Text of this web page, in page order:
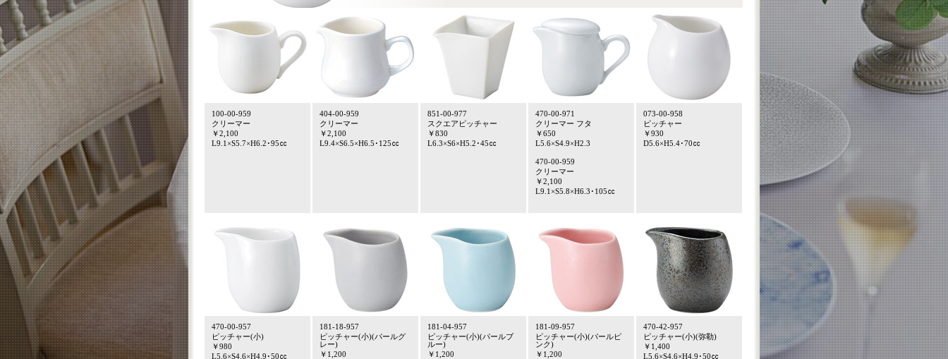
100-00-959
クリーマー
￥2,100
L9.1×S5.7×H6.2･95㏄
404-00-959
クリーマー
￥2,100
L9.4×S6.5×H6.5･125㏄
851-00-977
スクエアピッチャー
￥830
L6.3×S6×H5.2･45㏄
470-00-971
クリーマー フタ
￥650
L5.6×S4.9×H2.3
470-00-959
クリーマー
￥2,100
L9.1×S5.8×H6.3･105㏄
073-00-958
ピッチャー
￥930
D5.6×H5.4･70㏄
470-00-957
ピッチャー(小)
￥980
L5.6×S4.6×H4.9･50㏄
181-18-957
ピッチャー(小)(パールグ
レー)
￥1,200
181-04-957
ピッチャー(小)(パールブ
ルー)
￥1,200
181-09-957
ピッチャー(小)(パールピ
ンク)
￥1,200
470-42-957
ピッチャー(小)(弥勒)
￥1,400
L5.6×S4.6×H4.9･50㏄